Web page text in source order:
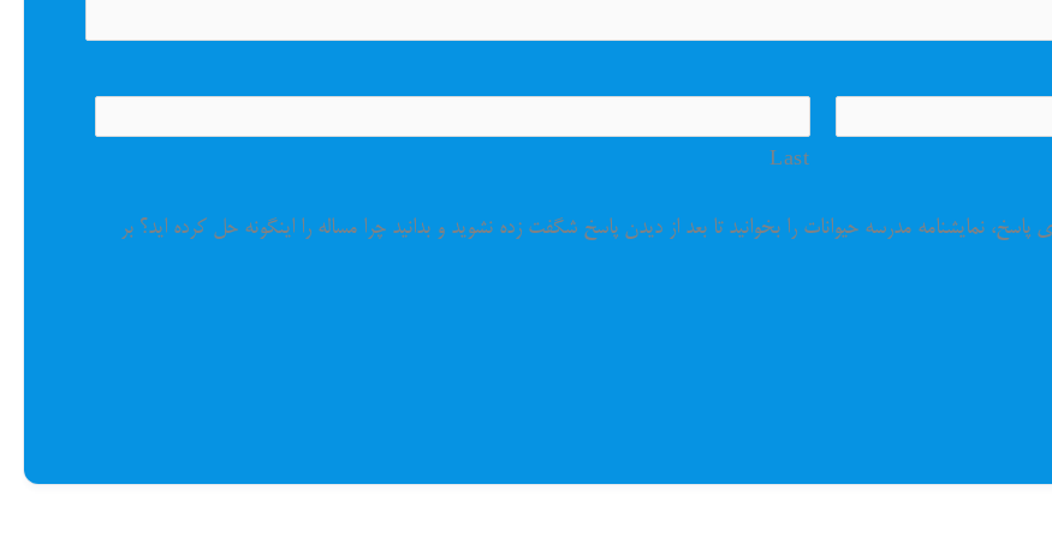
Last
نمایشنامه مدرسه حیوانات را بخوانید تا بعد از دیدن پاسخ شگفت زده نشوید و بدانید چرا مساله را اینگونه حل کرده اید؟ بر